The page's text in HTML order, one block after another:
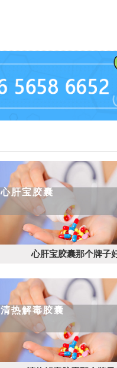
心肝宝胶囊
心肝宝胶囊那个牌子
清热解毒胶囊